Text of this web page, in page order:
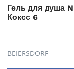
Гель для душа
Кокос 6
BEIERSDORF